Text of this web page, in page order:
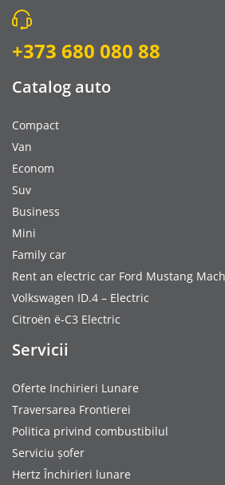
+373 680 080 88
Catalog auto
Compact
Van
Econom
Suv
Business
Mini
Family car
Rent an electric car Ford Mustang
Volkswagen ID.4 – Electric
Citroën ë-C3 Electric
Servicii
Oferte Inchirieri Lunare
Traversarea Frontierei
Politica privind combustibilul
Serviciu șofer
Hertz Închirieri lunare